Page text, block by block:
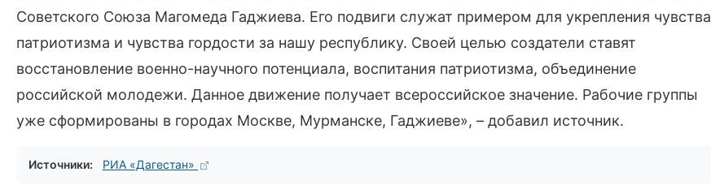
Советского Союза Магомеда Гаджиева. Его подвиги служат примером для укрепления чувства
патриотизма и чувства гордости за нашу республику. Своей целью создатели ставят
восстановление военно-научного потенциала, воспитания патриотизма, объединение
российской молодежи. Данное движение получает всероссийское значение. Рабочие группы
уже сформированы в городах Москве, Мурманске, Гаджиеве», – добавил источник.
Источники: РИА «Дагестан»